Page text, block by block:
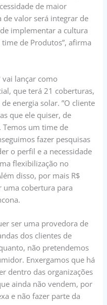
de maior
de valor será integrar de
implementar a cultura
de Produtos”, afirma
lançar como
que terá 21 coberturas,
energia solar. ”O cliente
que ele quiser, de
Temos um time de
fazer pesquisas
o perfil e a necessidade
flexibilização no
disso, por mais R$
uma cobertura para
ser uma provedora de
dos clientes de
não pretendemos
Enxergamos que há
dentro das organizações
ainda não vendem, por
e não fazer parte da